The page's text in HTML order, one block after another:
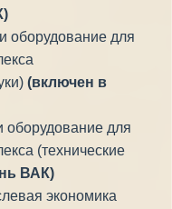
оборудование для
(включен в
для
(технические
ВАК)
экономика